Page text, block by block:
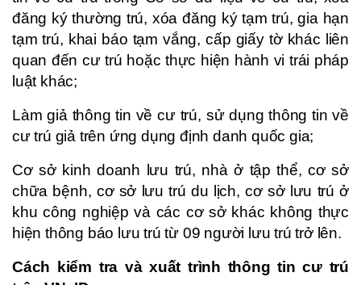
đăng ký thường trú, xóa đăng ký tạm trú, gia hạn
tạm trú, khai báo tạm vắng, cấp giấy tờ khác liên
quan đến cư trú hoặc thực hiện hành vi trái pháp
luật khác;
Làm giả thông tin về cư trú, sử dụng thông tin về
cư trú giả trên ứng dụng định danh quốc gia;
Cơ sở kinh doanh lưu trú, nhà ở tập thể, cơ sở
chữa bệnh, cơ sở lưu trú du lịch, cơ sở lưu trú ở
khu công nghiệp và các cơ sở khác không thực
hiện thông báo lưu trú từ 09 người lưu trú trở lên.
Cách kiểm tra và xuất trình thông tin cư trú